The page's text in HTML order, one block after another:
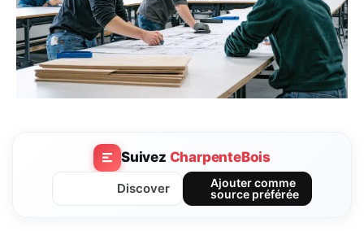
Suivez CharpenteBois
Discover
Ajouter comme
source préférée